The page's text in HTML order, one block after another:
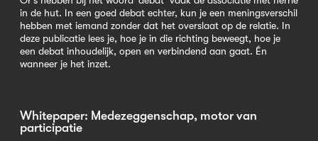
in de hut. In een goed debat echter, kun je een meningsverschil
hebben met iemand zonder dat het overslaat op de relatie. In
deze publicatie lees je, hoe je in die richting beweegt, hoe je
een debat inhoudelijk, open en verbindend aan gaat. Én
wanneer je het inzet.
Whitepaper: Medezeggenschap, motor van
participatie